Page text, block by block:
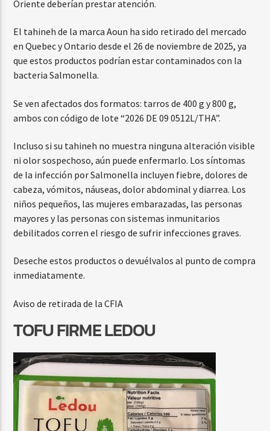
Oriente deberían prestar atención.
El tahineh de la marca Aoun ha sido retirado del mercado
en Quebec y Ontario desde el 26 de noviembre de 2025, ya
que estos productos podrían estar contaminados con la
bacteria Salmonella.
Se ven afectados dos formatos: tarros de 400 g y 800 g,
ambos con código de lote “2026 DE 09 0512L/THA”.
Incluso si su tahineh no muestra ninguna alteración visible
ni olor sospechoso, aún puede enfermarlo. Los síntomas
de la infección por Salmonella incluyen fiebre, dolores de
cabeza, vómitos, náuseas, dolor abdominal y diarrea. Los
niños pequeños, las mujeres embarazadas, las personas
mayores y las personas con sistemas inmunitarios
debilitados corren el riesgo de sufrir infecciones graves.
Deseche estos productos o devuélvalos al punto de compra
inmediatamente.
Aviso de retirada de la CFIA
TOFU FIRME LEDOU